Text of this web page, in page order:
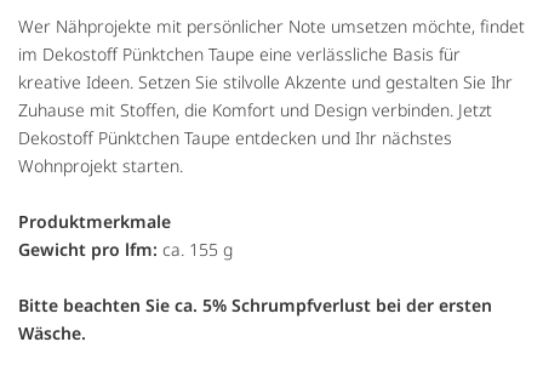
Wer Nähprojekte mit persönlicher Note umsetzen möchte, findet
im Dekostoff Pünktchen Taupe eine verlässliche Basis für
kreative Ideen. Setzen Sie stilvolle Akzente und gestalten Sie Ihr
Zuhause mit Stoffen, die Komfort und Design verbinden. Jetzt
Dekostoff Pünktchen Taupe entdecken und Ihr nächstes
Wohnprojekt starten.
Produktmerkmale
Gewicht pro lfm: ca. 155 g
Bitte beachten Sie ca. 5% Schrumpfverlust bei der ersten
Wäsche.